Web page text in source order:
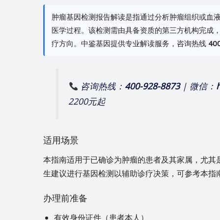
肿瘤基因检测报告解读是指通过分析肿瘤组织或血
医学过程。该检测需由具备资质的第三方机构完成
疗方向。中鉴基因提供专业解读服务，咨询热线
咨询热线： 400-928-8873| 微信：
2200元起
适用场景
本指南适用于已确诊为肿瘤的患者及其家属，尤
生建议进行基因检测以辅助诊疗决策，可参考本指
办理前准备
有效身份证件（患者本人）